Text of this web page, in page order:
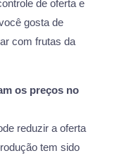
de oferta e
gosta de
com frutas da
os preços no
reduzir a oferta
tem sido